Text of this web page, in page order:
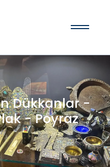
Dükkanlar -
- Poyraz